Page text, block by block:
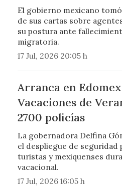
El gobierno mexicano
de sus cartas sobre
su postura ante
migratoria.
17 Jul, 2026 20:05 h
Arranca en
Vacaciones de
2700 policías
La gobernadora Delfina
el despliegue de seguridad
turistas y mexiquenses
vacacional.
17 Jul, 2026 16:05 h